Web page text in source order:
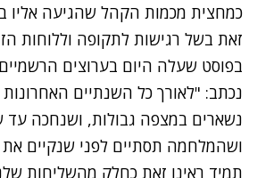
כמחצית מכמות הקהל שהגיעה אליו
זאת בשל רגישות לתקופה וללוחות
בפוסט שעלה היום בערוצים
נכתב: "לאורך כל השנתיים
נשארים במצפה גבולות, ושנחכה עד
ושהמלחמה תסתיים לפני שנקיים
תמיד ראינו זאת כחלק מהשליחות